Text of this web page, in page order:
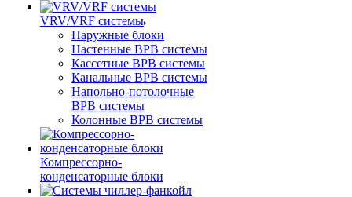
VRV/VRF системы
Наружные блоки
Настенные ВРВ системы
Кассетные ВРВ системы
Канальные ВРВ системы
Напольно-потолочные
ВРВ системы
Колонные ВРВ системы
Компрессорно-
конденсаторные блоки